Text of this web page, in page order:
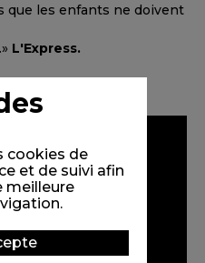
que les enfants ne doivent
L'Express.
cookies de
et de suivi afin
meilleure